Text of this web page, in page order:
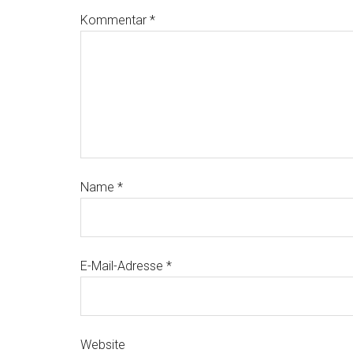
Kommentar *
Name *
E-Mail-Adresse *
Website